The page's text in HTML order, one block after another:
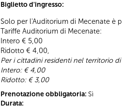
Biglietto d'ingresso:
Solo per l'Auditorium di Mecenate è
Tariffe Auditorium di Mecenate:
Intero € 5,00
Ridotto € 4,00,
Per i cittadini residenti nel territorio
Intero: € 4,00
Ridotto: € 3,00
Prenotazione obbligatoria: Sì
Durata: